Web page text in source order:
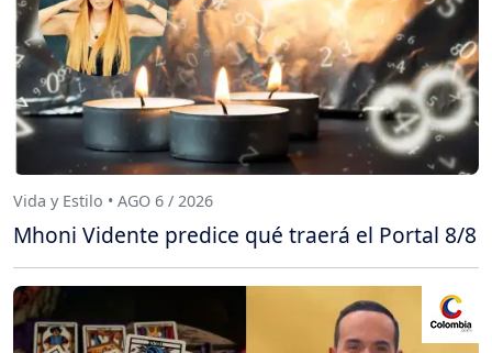
Vida y Estilo • AGO 6 / 2026
Mhoni Vidente predice qué traerá el Portal 8/8